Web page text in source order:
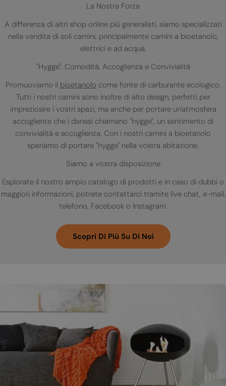
La Nostra Forza
A differenza di altri shop online più generalisti, siamo specializzati
nella vendita di soli camini, principalmente camini a bioetanolo,
elettrici e ad acqua.
"Hygge": Comodità, Accoglienza e Convivialità
Promuoviamo il bioetanolo come fonte di carburante ecologico.
Tutti i nostri camini sono inoltre di alto design, perfetti per
impreziosire i vostri spazi, ma anche per portare un'atmosfera
accogliente che i danesi chiamano "hygge", un sentimento di
convivialità e accoglienza. Con i nostri camini a bioetanolo
speriamo di portare "hygge" nella vostra abitazione.
Siamo a vostra disposizione
Esplorate il nostro ampio catalogo di prodotti e in caso di dubbi o
maggiori informazioni, potrete contattarci tramite live chat, e-mail,
telefono, Facebook o Instagram.
Scopri Di Più Su Di Noi